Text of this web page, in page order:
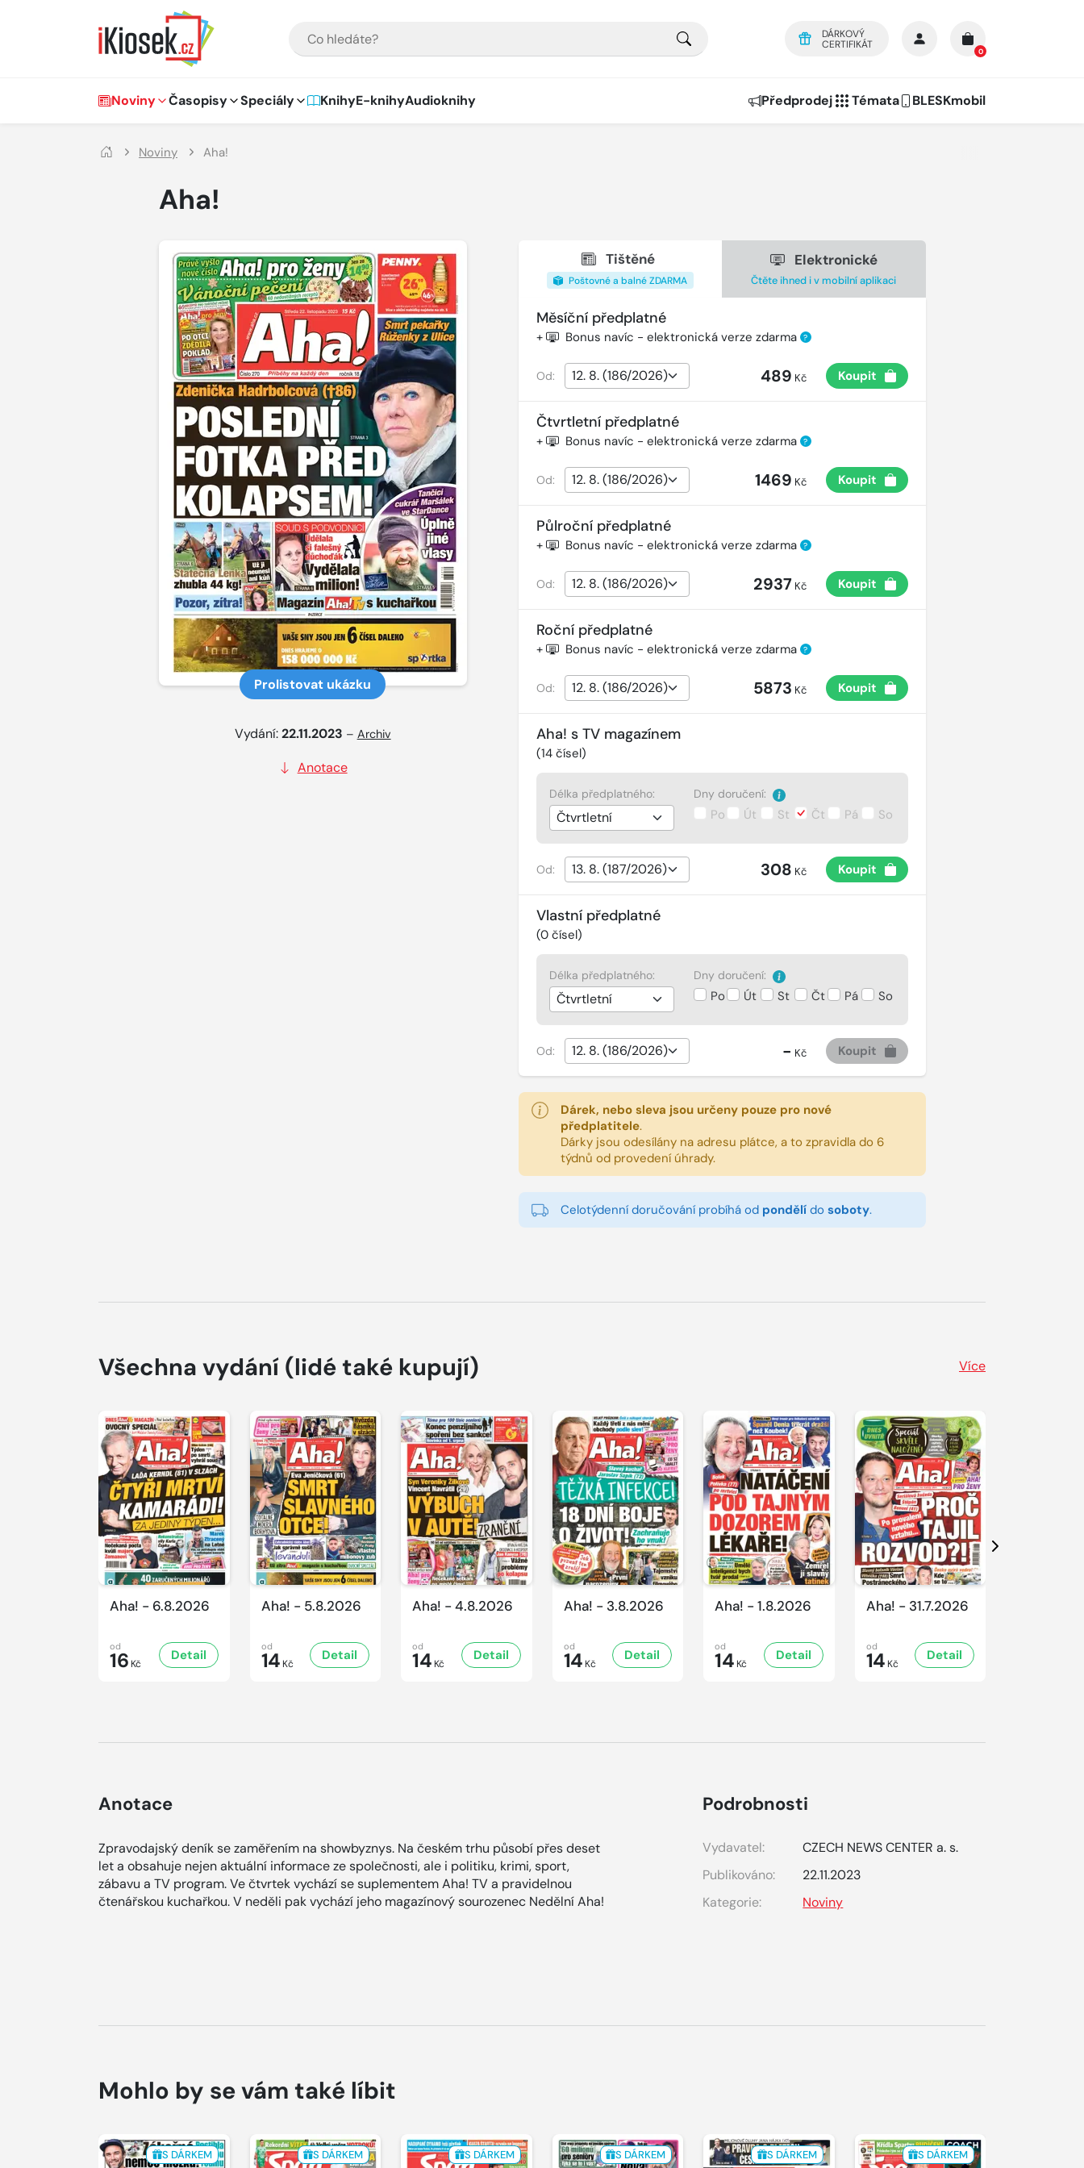
DÁRKOVÝ
CERTIFIKÁT
0
Hlavní navigace
Noviny Časopisy Speciály KnihyE-knihyAudioknihy Předprodej Témata BLESKmobil
Noviny Aha!
Aha!
Prolistovat ukázku
Vydání:22.11.2023 – Archiv
Anotace
Tištěné
Poštovné a balné ZDARMA
Elektronické
Čtěte ihned i v mobilní aplikaci
Měsíční předplatné
+ Bonus navíc - elektronická verze zdarma ?
Od: 489 Kč Koupit
Čtvrtletní předplatné
+ Bonus navíc - elektronická verze zdarma ?
Od: 1469 Kč Koupit
Půlroční předplatné
+ Bonus navíc - elektronická verze zdarma ?
Od: 2937 Kč Koupit
Roční předplatné
+ Bonus navíc - elektronická verze zdarma ?
Od: 5873 Kč Koupit
Aha! s TV magazínem
(14čísel)
Délka předplatného: Dny doručení:
Po Út St Čt Pá So
Od: 308 Kč Koupit
Vlastní předplatné
(0čísel)
Délka předplatného: Dny doručení:
Po Út St Čt Pá So
Od: - Kč Koupit
Dárek, nebo sleva jsou určeny pouze pro nové
předplatitele.
Dárky jsou odesílány na adresu plátce, a to zpravidla do 6
týdnů od provedení úhrady.
Celotýdenní doručování probíhá od pondělído soboty.
Všechna vydání (lidé také kupují) Více
Aha! - 6.8.2026
od
16 Kč
Detail
Aha! - 5.8.2026
od
14 Kč
Detail
Aha! - 4.8.2026
od
14 Kč
Detail
Aha! - 3.8.2026
od
14 Kč
Detail
Aha! - 1.8.2026
od
14 Kč
Detail
Aha! - 31.7.2026
od
14 Kč
Detail
Další
Anotace
Zpravodajský deník se zaměřením na showbyznys. Na českém trhu působí přes deset
let a obsahuje nejen aktuální informace ze společnosti, ale i politiku, krimi, sport,
zábavu a TV program. Ve čtvrtek vychází se suplementem Aha! TV a pravidelnou
čtenářskou kuchařkou. V neděli pak vychází jeho magazínový sourozenec Nedělní Aha!
Podrobnosti
Vydavatel:
CZECH NEWS CENTER a. s.
Publikováno:
22.11.2023
Kategorie:
Noviny
Mohlo by se vám také líbit
S DÁRKEM S DÁRKEM S DÁRKEM S DÁRKEM S DÁRKEM S DÁRKEM